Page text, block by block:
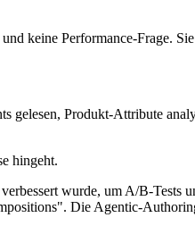
keine Performance-Frage.
gelesen, Produkt-Attribute
hingeht.
wurde, um A/B-
Die Agentic-